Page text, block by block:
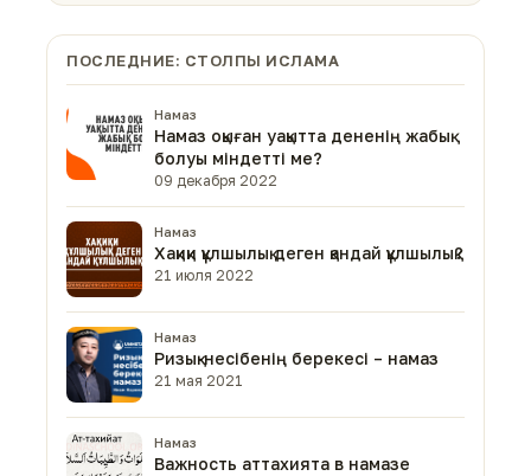
ПОСЛЕДНИЕ: СТОЛПЫ ИСЛАМА
Намаз
Намаз оқыған уақытта дененің жабық
болуы міндетті ме?
09 декабря 2022
Намаз
Хақиқи құлшылық деген қандай құлшылық?
21 июля 2022
Намаз
Ризық-несібенің берекесі – намаз
21 мая 2021
Намаз
Важность аттахията в намазе